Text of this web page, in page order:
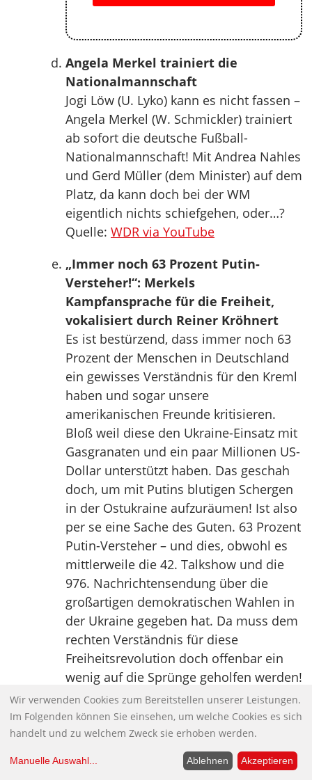
Angela Merkel trainiert die
Nationalmannschaft
Jogi Löw (U. Lyko) kann es nicht fassen –
Angela Merkel (W. Schmickler) trainiert
ab sofort die deutsche Fußball-
Nationalmannschaft! Mit Andrea Nahles
und Gerd Müller (dem Minister) auf dem
Platz, da kann doch bei der WM
eigentlich nichts schiefgehen, oder…?
Quelle: WDR via YouTube
„Immer noch 63 Prozent Putin-
Versteher!“: Merkels
Kampfansprache für die Freiheit,
vokalisiert durch Reiner Kröhnert
Es ist bestürzend, dass immer noch 63
Prozent der Menschen in Deutschland
ein gewisses Verständnis für den Kreml
haben und sogar unsere
amerikanischen Freunde kritisieren.
Bloß weil diese den Ukraine-Einsatz mit
Gasgranaten und ein paar Millionen US-
Dollar unterstützt haben. Das geschah
doch, um mit Putins blutigen Schergen
in der Ostukraine aufzuräumen! Ist also
per se eine Sache des Guten. 63 Prozent
Putin-Versteher – und dies, obwohl es
mittlerweile die 42. Talkshow und die
976. Nachrichtensendung über die
großartigen demokratischen Wahlen in
der Ukraine gegeben hat. Da muss dem
rechten Verständnis für diese
Freiheitsrevolution doch offenbar ein
wenig auf die Sprünge geholfen werden!
Dies übernimmt nun unsere ebenso
großartige Kanzlerin höchst selbst. In
einer so nachdenklichen wie kraftvollen
Rede für Freiheit und Democracy
wendet SIE sich an ihr Volk, um ihm in
Wir verwenden Cookies zum Bereitstellen unserer Leistungen.
Im Folgenden können Sie einsehen, um welche Cookies es sich
handelt und zu welchem Zweck sie erhoben werden.
Manuelle Auswahl... Ablehnen Akzeptieren